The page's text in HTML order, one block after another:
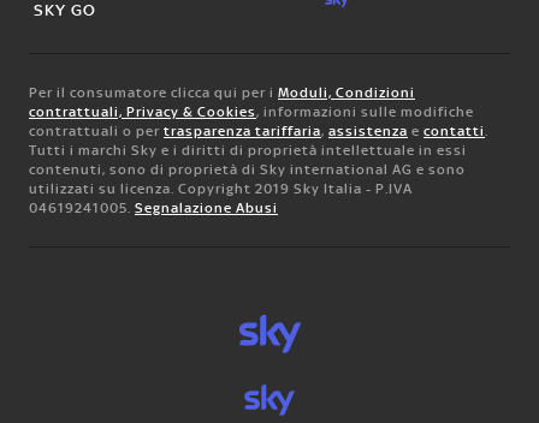
SKY GO
Per il consumatore clicca qui per i Moduli, Condizioni
contrattuali, Privacy & Cookies, informazioni sulle modifiche
contrattuali o per trasparenza tariffaria, assistenza e contatti.
Tutti i marchi Sky e i diritti di proprietà intellettuale in essi
contenuti, sono di proprietà di Sky international AG e sono
utilizzati su licenza. Copyright 2019 Sky Italia - P.IVA
04619241005. Segnalazione Abusi